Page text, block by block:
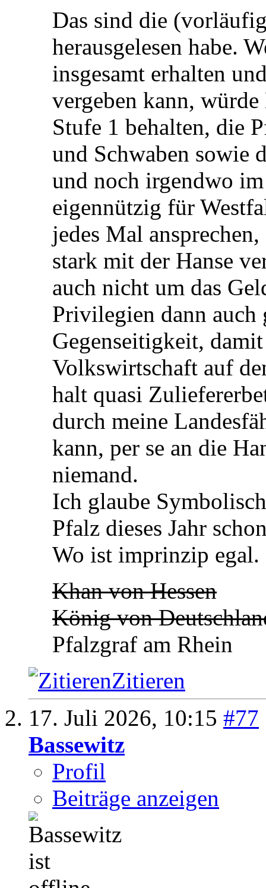
Das sind die
herausgelesen habe.
insgesamt erhalten
vergeben kann,
Stufe 1 behalten, die
und Schwaben sowie
und noch irgendwo
eigennützig für
jedes Mal
stark mit der Hanse
auch nicht um das
Privilegien dann auch
Gegenseitigkeit,
Volkswirtschaft auf
halt quasi
durch meine
kann, per se an die
niemand.
Ich glaube
Pfalz dieses Jahr
Wo ist imprinzip egal.
Khan von Hessen
König von
Pfalzgraf am Rhein
Zitieren
17. Juli 2026, 10:15 #77
Bassewitz
Profil
Beiträge anzeigen